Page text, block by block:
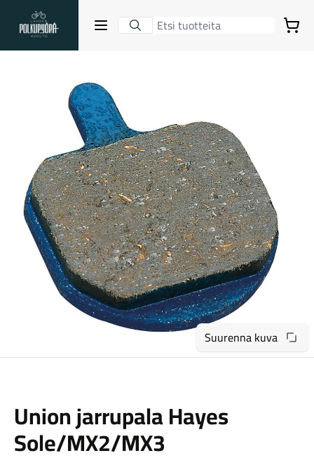
Lahden Polkupyörähuolto - etusivulle
Avaa sulje valikko
Hakutulokset
Suositut osastot
Gravel-pyörät
Maastosähköpyörät
Ostoskori
Suurenna kuva
Union jarrupala Hayes
Sole/MX2/MX3